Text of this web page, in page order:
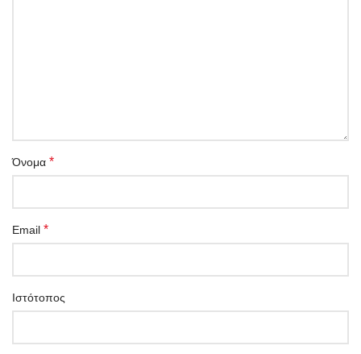
Όνομα *
Email *
Ιστότοπος